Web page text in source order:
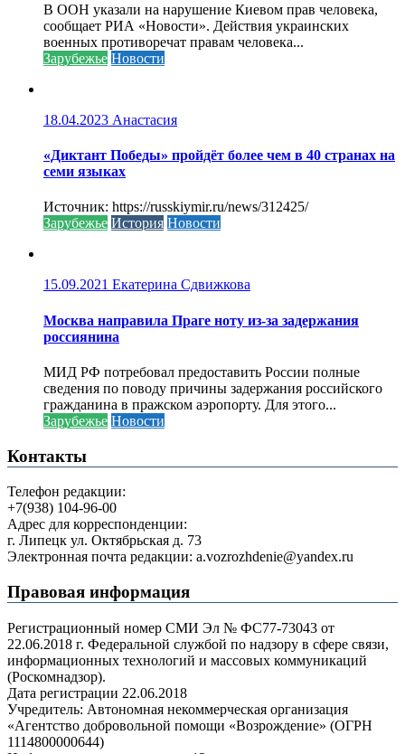
В ООН указали на нарушение Киевом прав человека,
сообщает РИА «Новости». Действия украинских
военных противоречат правам человека...
Зарубежье Новости
18.04.2023 Анастасия
«Диктант Победы» пройдёт более чем в 40 странах на
семи языках
Источник: https://russkiymir.ru/news/312425/
Зарубежье История Новости
15.09.2021 Екатерина Сдвижкова
Москва направила Праге ноту из-за задержания
россиянина
МИД РФ потребовал предоставить России полные
сведения по поводу причины задержания российского
гражданина в пражском аэропорту. Для этого...
Зарубежье Новости
Контакты
Телефон редакции:
+7(938) 104-96-00
Адрес для корреспонденции:
г. Липецк ул. Октябрьская д. 73
Электронная почта редакции: a.vozrozhdenie@yandex.ru
Правовая информация
Регистрационный номер СМИ Эл № ФС77-73043 от
22.06.2018 г. Федеральной службой по надзору в сфере связи,
информационных технологий и массовых коммуникаций
(Роскомнадзор).
Дата регистрации 22.06.2018
Учредитель: Автономная некоммерческая организация
«Агентство добровольной помощи «Возрождение» (ОГРН
1114800000644)